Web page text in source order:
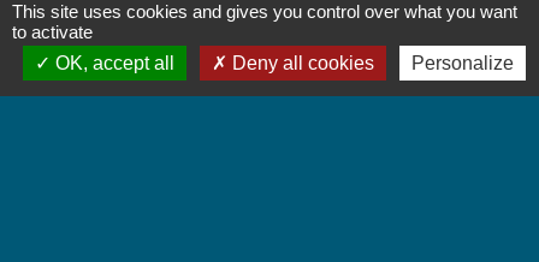
Commune de Chignin
This site uses cookies and gives you control over what you want
to activate
OK, accept all
Deny all cookies Personalize